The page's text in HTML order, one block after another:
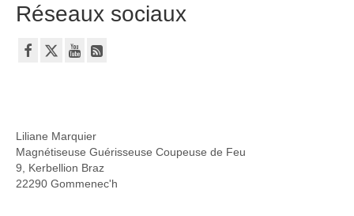
Réseaux sociaux
Liliane Marquier
Magnétiseuse Guérisseuse Coupeuse de Feu
9, Kerbellion Braz
22290 Gommenec'h